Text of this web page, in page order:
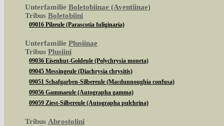
Unterfamilie Boletobiinae (Aventiinae)
Tribus Boletobiini
09016 Pilzeule (Parascotia fuliginaria)
Unterfamilie Plusiinae
Tribus Plusiini
09036 Eisenhut-Goldeule (Polychrysia moneta)
09045 Messingeule (Diachrysia chrysitis)
09051 Schafgarben-Silbereule (Macdunnoughia confusa)
09056 Gammaeule (Autographa gamma)
09059 Ziest-Silbereule (Autographa pulchrina)
Tribus Abrostolini